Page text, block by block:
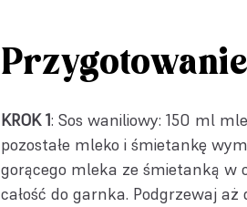
Przygotowanie
KROK 1: Sos waniliowy: 150 ml
pozostałe mleko i śmietankę
gorącego mleka ze śmietanką w
całość do garnka. Podgrzewaj